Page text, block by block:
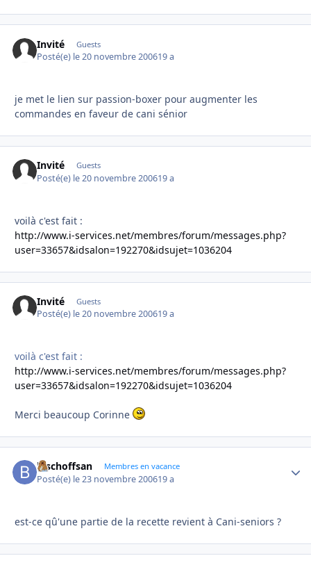
Invité Guests
Posté(e) le 20 novembre 200619 a
je met le lien sur passion-boxer pour augmenter les
commandes en faveur de cani sénior
Invité Guests
Posté(e) le 20 novembre 200619 a
voilà c'est fait :
http://www.i-services.net/membres/forum/messages.php?
user=33657&idsalon=192270&idsujet=1036204
Invité Guests
Posté(e) le 20 novembre 200619 a
voilà c'est fait :
http://www.i-services.net/membres/forum/messages.php?
user=33657&idsalon=192270&idsujet=1036204
Merci beaucoup Corinne
bischoffsan Membres en vacance
Posté(e) le 23 novembre 200619 a
est-ce qû'une partie de la recette revient à Cani-seniors ?